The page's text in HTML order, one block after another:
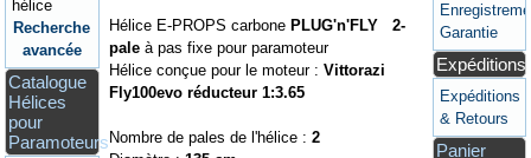
Recherche
avancée
Catalogue
Hélices
pour
Paramoteurs
Hélice E-PROPS carbonePLUG'n'FLY 2-
pale à pas fixe pour paramoteur
Hélice conçue pour le moteur :Vittorazi
Fly100evo réducteur 1:3.65
Nombre de pales de l'hélice :2
Garantie
Expéditions
Expéditions
& Retours
Panier